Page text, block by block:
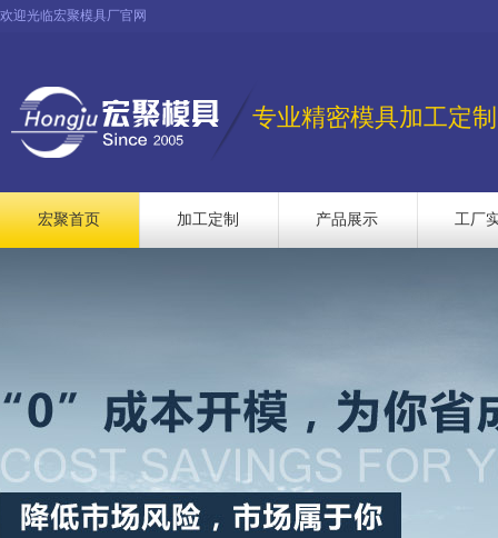
欢迎光临宏聚模具厂官网
专业精密模具加工定制
宏聚首页 加工定制 产品展示 工厂